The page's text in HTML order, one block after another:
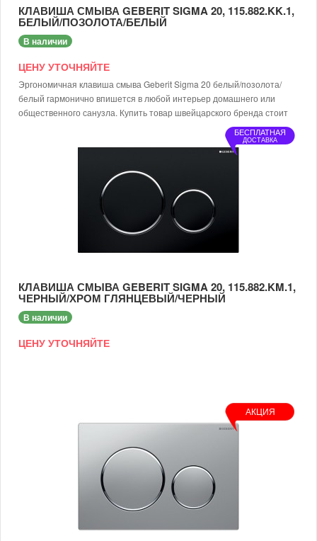
КЛАВИША СМЫВА GEBERIT SIGMA 20, 115.882.KK.1,
БЕЛЫЙ/ПОЗОЛОТА/БЕЛЫЙ
В наличии
ЦЕНУ УТОЧНЯЙТЕ
Эргономичная клавиша смыва Geberit Sigma 20 белый/позолота/
белый гармонично впишется в любой интерьер домашнего или
общественного санузла. Купить товар швейцарского бренда стоит
тихого слива за счет наличия шумопоглощающих толкателей;
позолота/белый легко монтируется без специальных
инструментов;
регулированного объема потребления ресурсов;
приемлемой цены и высокого качества.
Спешите купить брендовый товар у нас, цена самая низкая на
БЕСПЛАТНАЯ
ДОСТАВКА
КЛАВИША СМЫВА GEBERIT SIGMA 20, 115.882.KM.1,
ЧЕРНЫЙ/ХРОМ ГЛЯНЦЕВЫЙ/ЧЕРНЫЙ
В наличии
ЦЕНУ УТОЧНЯЙТЕ
АКЦИЯ